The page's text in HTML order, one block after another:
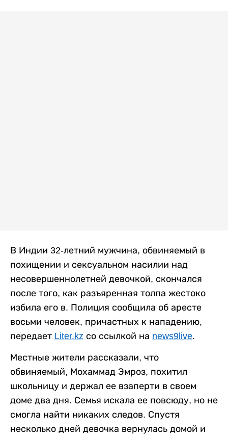
В Индии 32-летний мужчина, обвиняемый в
похищении и сексуальном насилии над
несовершеннолетней девочкой, скончался
после того, как разъяренная толпа жестоко
избила его в. Полиция сообщила об аресте
восьми человек, причастных к нападению,
передает Liter.kz со ссылкой на news9live.
Местные жители рассказали, что
обвиняемый, Мохаммад Эмроз, похитил
школьницу и держал ее взаперти в своем
доме два дня. Семья искала ее повсюду, но не
смогла найти никаких следов. Спустя
несколько дней девочка вернулась домой и